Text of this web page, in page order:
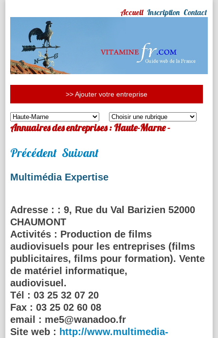
Accueil Inscription Contact
>> Ajouter votre entreprise
Annuaires des entreprises : Haute-Marne -
Précédent Suivant
Multimédia Expertise
Adresse : : 9, Rue du Val Barizien 52000
CHAUMONT
Activités : Production de films
audiovisuels pour les entreprises (films
publicitaires, films pour formation). Vente
de matériel informatique,
audiovisuel.
Tél : 03 25 32 07 20
Fax : 03 25 02 60 08
email : me5@wanadoo.fr
Site web : http://www.multimedia-